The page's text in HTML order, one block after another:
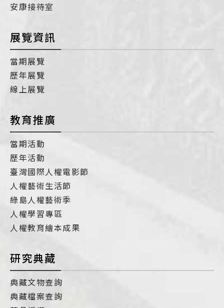
安康接待室
展覽資訊
當期展覽
歷年展覽
線上展覽
教育推廣
當期活動
歷年活動
臺灣國際人權電影節
人權藝術生活節
綠島人權藝術季
人權學習專區
人權教育繪本成果
研究典藏
典藏文物查詢
典藏檔案查詢